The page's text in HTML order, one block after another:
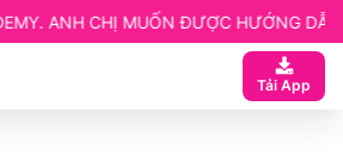
ĐƯỢC HƯỚNG DẪN CHI TIẾT LIÊN HỆ
Tải App